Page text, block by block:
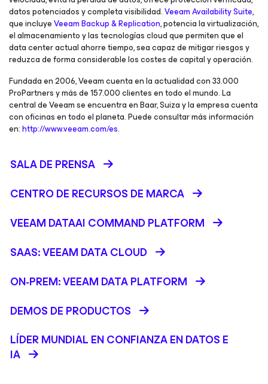
datos potenciados y completa visibilidad.Veeam Availability Suite,
que incluyeVeeam Backup & Replication, potencia la virtualización,
el almacenamiento y las tecnologías cloud que permiten que el
data center actual ahorre tiempo, sea capaz de mitigar riesgos y
reduzca de forma considerable los costes de capital y operación.
Fundada en 2006, Veeam cuenta en la actualidad con 33.000
ProPartners y más de 157.000 clientes en todo el mundo. La
central de Veeam se encuentra en Baar, Suiza y la empresa cuenta
con oficinas en todo el planeta. Puede consultar más información
en:http://www.veeam.com/es.
SALA DE PRENSA
CENTRO DE RECURSOS DE MARCA
VEEAM DATAAI COMMAND PLATFORM
SAAS: VEEAM DATA CLOUD
ON-PREM: VEEAM DATA PLATFORM
DEMOS DE PRODUCTOS
LÍDER MUNDIAL EN CONFIANZA EN DATOS E
IA